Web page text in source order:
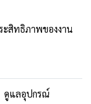
ะสิทธิภาพของงาน
ดูแลอุปกรณ์